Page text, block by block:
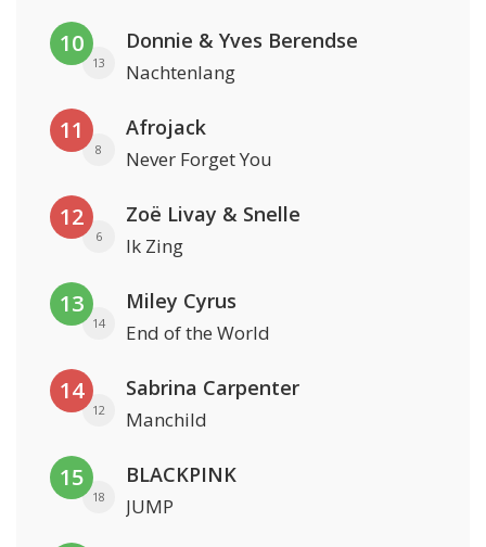
10
13
Donnie & Yves Berendse
Nachtenlang
11
8
Afrojack
Never Forget You
12
6
Zoë Livay & Snelle
Ik Zing
13
14
Miley Cyrus
End of the World
14
12
Sabrina Carpenter
Manchild
15
18
BLACKPINK
JUMP